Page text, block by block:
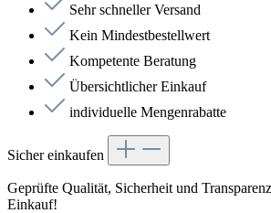
Sehr schneller Versand
Kein Mindestbestellwert
Kompetente Beratung
Übersichtlicher Einkauf
individuelle Mengenrabatte
Sicher einkaufen
Geprüfte Qualität, Sicherheit und
Einkauf!